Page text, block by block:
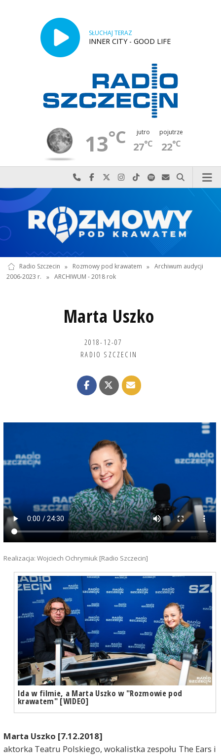
SŁUCHAJ TERAZ
INNER CITY - GOOD LIFE
13°C jutro
27°C
pojutrze
22°C
Najlepiej po prostu do nas zadzwoń
Odwiedź nas na Facebook-u
Odwiedź nas na X
Odwiedź nas na Instagram-ie
Odwiedź nas na TikTok-u
Szukaj nas na Spotify
Wyślij do nas
Szukaj
Radio Szczecin » Rozmowy pod krawatem » Archiwum audycji
2006-2023 r.
» ARCHIWUM - 2018 rok
Marta Uszko
2018-12-07
RADIO SZCZECIN
Realizacja: Wojciech Ochrymiuk [Radio Szczecin]
Ida w filmie, a Marta Uszko w "Rozmowie pod
krawatem" [WIDEO]
Marta Uszko [7.12.2018]
aktorka Teatru Polskiego, wokalistka zespołu The Ears i